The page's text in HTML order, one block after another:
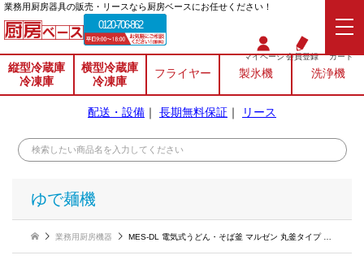
業務⽤厨房器具の販売・リースなら厨房ベースにお任せください！
0120-706-862
マイページ会員登録 カート
縦型冷蔵庫
冷凍庫
横型冷蔵庫
冷凍庫
フライヤー 製氷機 洗浄機
配送・設備 ｜ 長期無料保証 ｜ リース
ゆで麺機
業務用厨房機器 MES-DL 電気式うどん・そば釜 マルゼン 丸釜タイプ 湯煎付